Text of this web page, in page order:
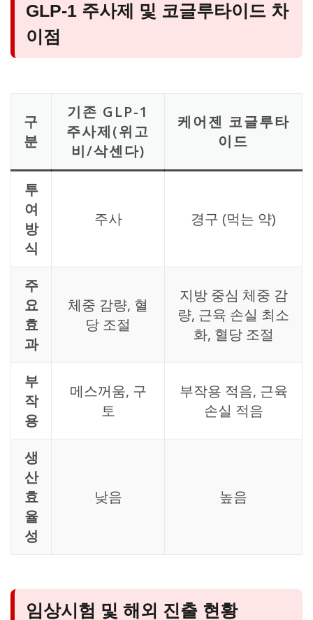
GLP-1 주사제 및 코글루타이드 차
이점
구
분
기존 GLP-1
주사제(위고
비/삭센다)
케어젠 코글루타
이드
투
여
방
식
주사 경구 (먹는 약)
주
요
효
과
체중 감량, 혈
당 조절
지방 중심 체중 감
량, 근육 손실 최소
화, 혈당 조절
부
작
용
메스꺼움, 구
토
부작용 적음, 근육
손실 적음
생
산
효
율
성
낮음 높음
임상시험 및 해외 진출 현황